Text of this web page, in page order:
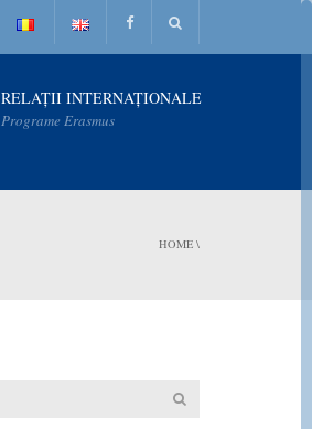
RELAȚII INTERNAȚIONALE
Programe Erasmus
HOME \